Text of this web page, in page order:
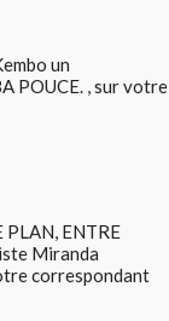
un
POUCE. , sur votre
PLAN, ENTRE
Miranda
correspondant